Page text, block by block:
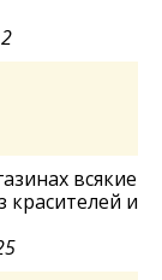
всякие
красителей и